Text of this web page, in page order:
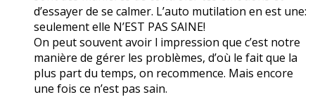
d’essayer de se calmer. L’auto mutilation en est une:
seulement elle N’EST PAS SAINE!
On peut souvent avoir l impression que c’est notre
manière de gérer les problèmes, d’où le fait que la
plus part du temps, on recommence. Mais encore
une fois ce n’est pas sain.